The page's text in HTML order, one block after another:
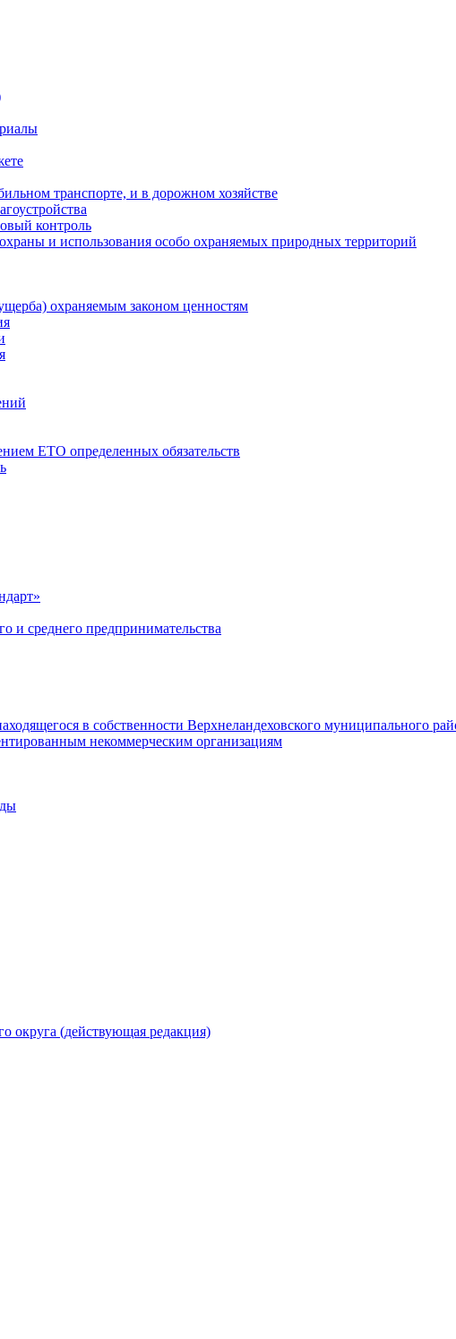
транспорте, и в дорожном хозяйстве
контроль
и использования особо охраняемых природных территорий
охраняемым законом ценностям
ЕТО определенных обязательств
и среднего предпринимательства
в собственности Верхнеландеховского муниципального
некоммерческим организациям
округа (действующая редакция)